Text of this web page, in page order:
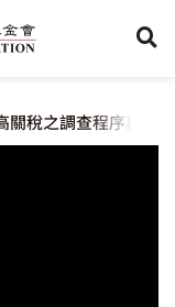
稅之調查程序與要件